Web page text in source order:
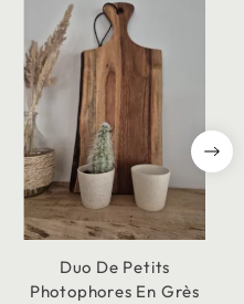
Duo De Petits
Photophores En Grès